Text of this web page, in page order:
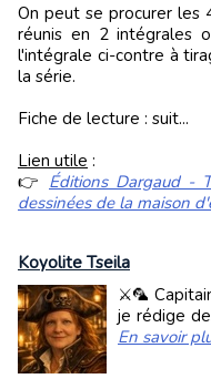
On peut se procurer
réunis en 2 intégrales
l'intégrale ci-contre à
la série.
Fiche de lecture : suit...
Lien utile :
👉 Éditions Dargaud -
dessinées de la maison
Koyolite Tseila
⚔️🦜
je rédige
En savoir